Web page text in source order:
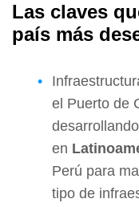
Las claves
país más
el Puerto de
en
Perú para
tipo de